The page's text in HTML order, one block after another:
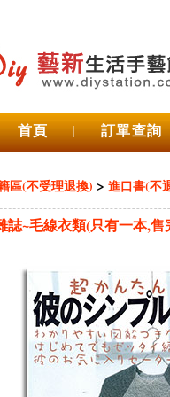
首頁 | 訂單查詢
區(不受理退換) > 進口書(不
誌~毛線衣類(只有一本,售